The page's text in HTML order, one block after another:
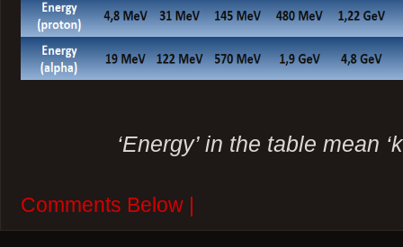
‘Energy’ in the table mean
Comments Below |